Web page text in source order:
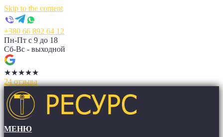
Skip to the content
+380 66 892 64 12
Пн-Пт с 9 до 18
Сб-Вс - выходной
★★★★★
24 отзыва
МЕНЮ